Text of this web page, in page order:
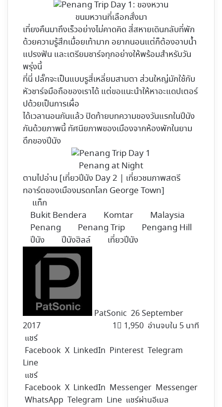
ขนมหวานที่เลือกสั่งมา
เที่ยงคืนมาถึงเร็วอย่างไม่คาดคิด สี่สหายเดินกลับที่พัก
ด้วยความรู้สึกเมื่อยเท้ามาก อยากนอนแต่ก็ต้องอาบน้ำ
แปรงฟัน และเตรียมชาร์จทุกอย่างให้พร้อมสำหรับวัน
พรุ่งนี้
ที่นี่ ปลั๊กจะเป็นแบบรูสี่เหลี่ยมสามตา ส่วนใหญ่มักใช้กับ
หัวชาร์จมือถือของเราได้ แต่ขอแนะนำให้หาอะแดปเตอร์
ปด้วยเป็นการเผื่อ
ได้เวลานอนกันแล้ว ปิดท้ายบทความของวันแรกในปีนัง
กันด้วยภาพนี้ ทัศนียภาพของเมืองจากห้องพักในยาม
ดึกของปีนัง
Penang at Night
ตามไปอ่าน [เที่ยวปีนัง Day 2 | เที่ยวชมภาพสตรี
ทอาร์ตของเมืองมรดกโลก George Town]
แท็ก
Bukit Bendera
Komtar
Malaysia
Penang
Penang Trip
Pengang Hill
ปีนัง
ปีนังฮิลล์ เที่ยวปีนัง
PatSonic 26 September
2017
1 1,950 อ่านจบใน 5 นาที
แชร์
Facebook X LinkedIn Pinterest Telegram
Line
แชร์
Facebook X LinkedIn Messenger Messenger
WhatsApp Telegram Line แชร์ผ่านอีเมล